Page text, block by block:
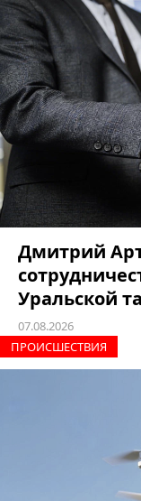
Дмитрий
Уральской
07.08.2026
ПРОИCШЕСТВИЯ